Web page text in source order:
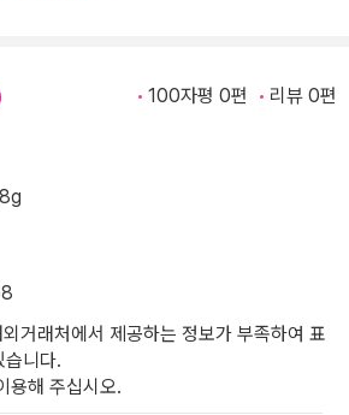
100자평 0편 리뷰 0편
거래처에서 제공하는 정보가 부족하여 표
습니다.
용해 주십시오.